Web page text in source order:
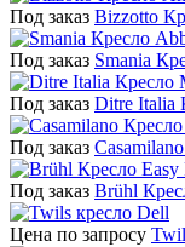
Под заказ Bizzotto
Под заказ Smania
Под заказ Ditre Italia
Под заказ
Под заказ Brühl
Цена по запросу